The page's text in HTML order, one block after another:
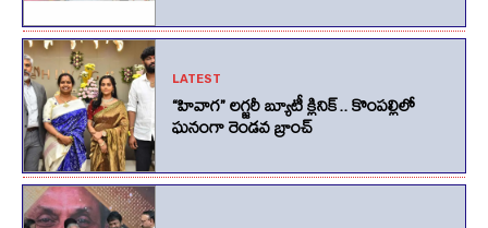
LATEST
“హివాగ” లగ్జరీ బ్యూటీ క్లినిక్.. కొంపల్లిలో
ఘనంగా రెండవ బ్రాంచ్